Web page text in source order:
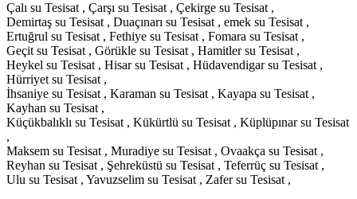
Çalı su Tesisat , Çarşı su Tesisat , Çekirge su Tesisat ,
Demirtaş su Tesisat , Duaçınarı su Tesisat , emek su Tesisat ,
Ertuğrul su Tesisat , Fethiye su Tesisat , Fomara su Tesisat ,
Geçit su Tesisat , Görükle su Tesisat , Hamitler su Tesisat ,
Heykel su Tesisat , Hisar su Tesisat , Hüdavendigar su Tesisat ,
Hürriyet su Tesisat ,
İhsaniye su Tesisat , Karaman su Tesisat , Kayapa su Tesisat ,
Kayhan su Tesisat ,
Küçükbalıklı su Tesisat , Kükürtlü su Tesisat , Küplüpınar su Tesisat
,
Maksem su Tesisat , Muradiye su Tesisat , Ovaakça su Tesisat ,
Reyhan su Tesisat , Şehreküstü su Tesisat , Teferrüç su Tesisat ,
Ulu su Tesisat , Yavuzselim su Tesisat , Zafer su Tesisat ,